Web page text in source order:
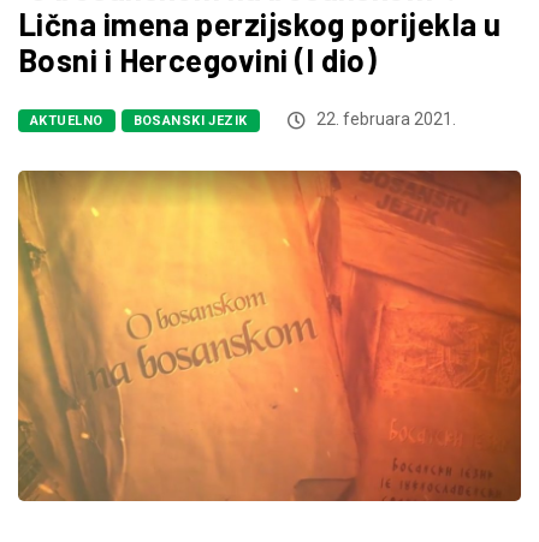
Lična imena perzijskog porijekla u
Bosni i Hercegovini (I dio)
AKTUELNO BOSANSKI JEZIK 22. februara 2021.